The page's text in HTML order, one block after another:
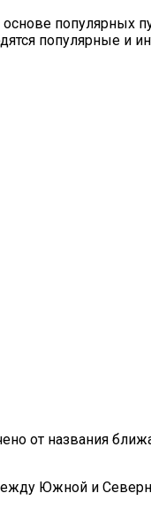
популярных
популярные и
от названия
Южной и